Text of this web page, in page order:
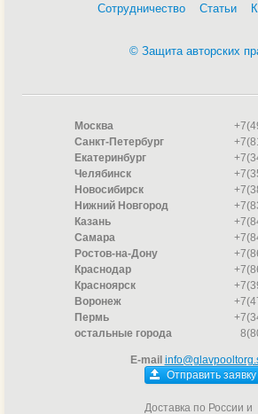
Сотрудничество Статьи
© Защита авторских
Москва
Санкт-Петербург
Екатеринбург
Челябинск
Новосибирск
Нижний Новгород
Казань
Самара
Ростов-на-Дону
Краснодар
Красноярск
Воронеж
Пермь
остальные города
E-mail
Отправить заявку
Доставка по России и